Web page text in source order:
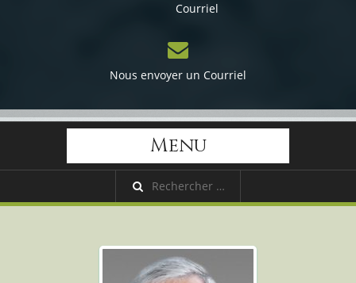
Courriel
Nous envoyer un Courriel
Menu